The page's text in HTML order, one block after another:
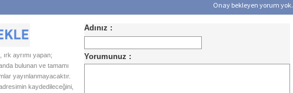
Onay bekleyen yorum yok.
ayrımı yapan;
bulunan ve tamamı
yayınlanmayacaktır.
kaydedileceğini,